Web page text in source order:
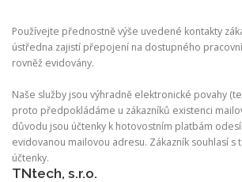
Používejte přednostně výše uvedené kontakty
ústředna zajistí přepojení na dostupného
rovněž evidovány.
Naše služby jsou výhradně elektronické povahy
proto předpokládáme u zákazníků existenci
důvodu jsou účtenky k hotovostním platbám
evidovanou mailovou adresu. Zákazník souhlasí
účtenky.
TNtech, s.r.o.